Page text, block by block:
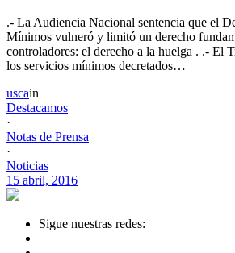
.- La Audiencia Nacional sentencia que el
Mínimos vulneró y limitó un derecho
controladores: el derecho a la huelga . .- El
los servicios mínimos decretados…
uscain
Destacamos
·
Notas de Prensa
·
Noticias
15 abril, 2016
Sigue nuestras redes: